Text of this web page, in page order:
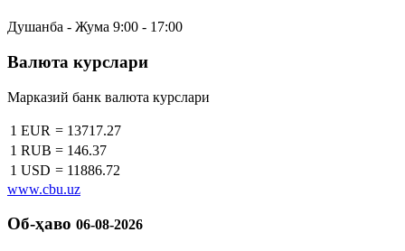
Душанба - Жума 9:00 - 17:00
Валюта курслари
Марказий банк валюта курслари
1 EUR = 13717.27
1 RUB = 146.37
1 USD = 11886.72
www.cbu.uz
Об-ҳаво 06-08-2026